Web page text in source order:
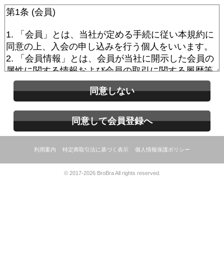
同意しない
同意して会員登録へ
利用案内 特定商取引法に基づく表示 個人情報保護ポリシー
© 2017-2026 BroBra All rights reserved.